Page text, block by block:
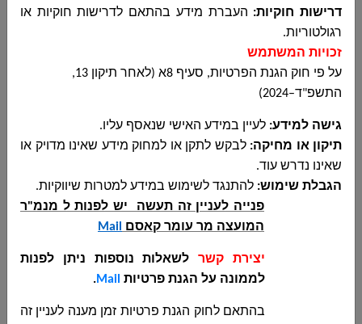
ובית ספר של החופש הגדול 2025
مجلس دير الاسد المحلي
ובית ספר של החופש הגדול 2025...
הודעה שנייה על הארכת מועד מכרז 09-2025 -
עבודות שיפוצים בבית ספר תיכון
مجلس دير الاسد المحلي
הודעה שנייה על הארכת מועד מכרז 09-2025 -
עבודות שיפוצים בבית ספר תיכון...
דרישות חוקיות: העברת מידע בהתאם לדרישות חוקיות או
רגולטוריות.
זכויות המשתמש
על פי חוק הגנת הפרטיות, סעיף 8א (לאחר תיקון 13,
התשפ"ד–2024)
גישה למידע: לעיין במידע האישי שנאסף עליו .
תיקון או מחיקה: לבקש לתקן או למחוק מידע שאינו מדויק או
שאינו נדרש עוד.
הגבלת שימוש: להתנגד לשימוש במידע למטרות שיווקיות.
פנייה לעניין זה תעשה יש לפנות ל מנמ"ר
המועצה מר עומר קאסם
Mail
יצירת קשרלשאלות נוספות ניתן לפנות
לממונה על הגנת פרטיות
.Mail
בהתאם לחוק הגנת פרטיות זמן מענה לעניין זה